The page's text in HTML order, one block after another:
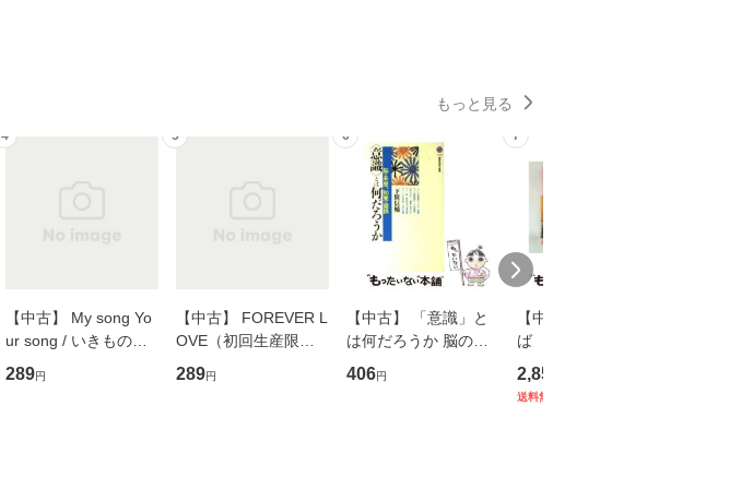
もっと見る
4
【中古】 My song Yo
ur song / いきものが
かり / [CD]【メール便
送料無料】
289円
5
【中古】 FOREVER L
OVE（初回生産限定
盤） / 清水翔太×加藤
ミリヤ / [CD]【メール
289円
6
【中古】 「意識」と
は何だろうか 脳の来
歴、知覚の錯誤 （講
談社現代新書） / 下条
406円
7
【中古】 耳をすませ
ば 〈2枚組〉 [DVD] /
ブエナ・ビスタ・ホー
ム・エンターテイメン
2,852
送料無料